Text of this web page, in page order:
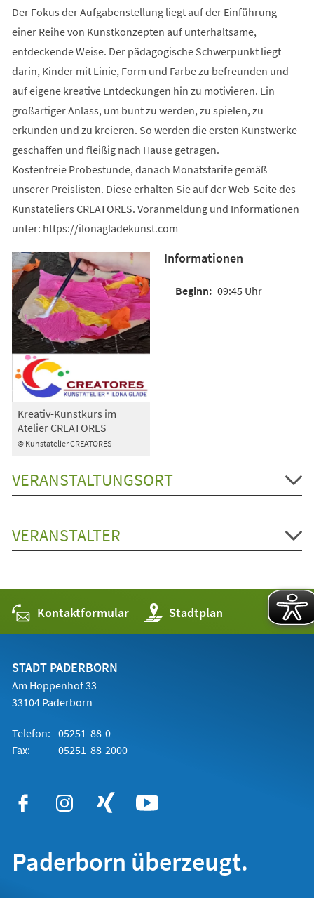
Der Fokus der Aufgabenstellung liegt auf der Einführung
einer Reihe von Kunstkonzepten auf unterhaltsame,
entdeckende Weise. Der pädagogische Schwerpunkt liegt
darin, Kinder mit Linie, Form und Farbe zu befreunden und
auf eigene kreative Entdeckungen hin zu motivieren. Ein
großartiger Anlass, um bunt zu werden, zu spielen, zu
erkunden und zu kreieren. So werden die ersten Kunstwerke
geschaffen und fleißig nach Hause getragen.
Kostenfreie Probestunde, danach Monatstarife gemäß
unserer Preislisten. Diese erhalten Sie auf der Web-Seite des
Kunstateliers CREATORES. Voranmeldung und Informationen
unter: https://ilonagladekunst.com
© Kunstatelier CREATORES
Kreativ-Kunstkurs im
Atelier CREATORES
Informationen
09:45 Uhr
VERANSTALTUNGSORT
VERANSTALTER
Kontaktformular Stadtplan
(Öffnet
in
einem
STADT PADERBORN
Am Hoppenhof 33
33104 Paderborn
Telefon: 05251 88-0
Fax:
05251 88-2000
Paderborn überzeugt.